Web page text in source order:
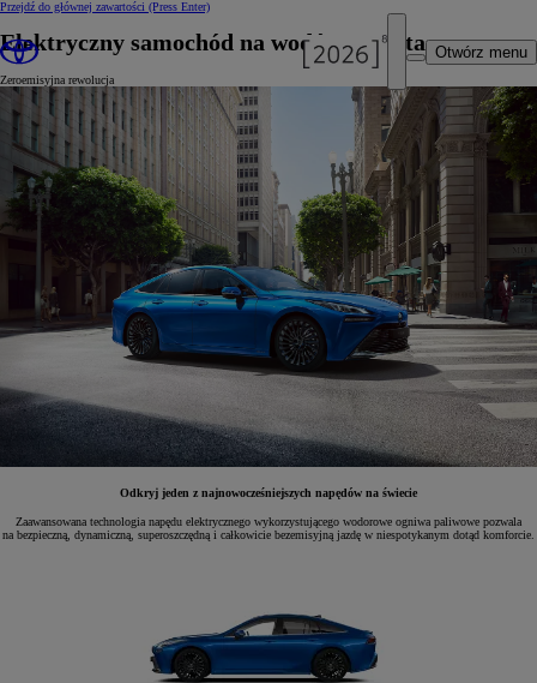
Przejdź do głównej zawartości (Press Enter)
Otwórz menu
Elektryczny samochód na wodór - Toyota
Zeroemisyjna rewolucja
Odkryj jeden z najnowocześniejszych napędów na świecie
Zaawansowana technologia napędu elektrycznego wykorzystującego wodorowe ogniwa paliwowe pozwala
na bezpieczną, dynamiczną, superoszczędną i całkowicie bezemisyjną jazdę w niespotykanym dotąd komforcie.